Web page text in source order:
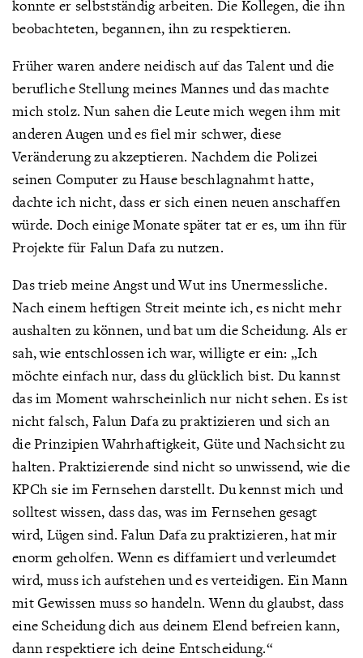
konnte er selbstständig arbeiten. Die Kollegen, die ihn
beobachteten, begannen, ihn zu respektieren.
Früher waren andere neidisch auf das Talent und die
berufliche Stellung meines Mannes und das machte
mich stolz. Nun sahen die Leute mich wegen ihm mit
anderen Augen und es fiel mir schwer, diese
Veränderung zu akzeptieren. Nachdem die Polizei
seinen Computer zu Hause beschlagnahmt hatte,
dachte ich nicht, dass er sich einen neuen anschaffen
würde. Doch einige Monate später tat er es, um ihn für
Projekte für Falun Dafa zu nutzen.
Das trieb meine Angst und Wut ins Unermessliche.
Nach einem heftigen Streit meinte ich, es nicht mehr
aushalten zu können, und bat um die Scheidung. Als er
sah, wie entschlossen ich war, willigte er ein: „Ich
möchte einfach nur, dass du glücklich bist. Du kannst
das im Moment wahrscheinlich nur nicht sehen. Es ist
nicht falsch, Falun Dafa zu praktizieren und sich an
die Prinzipien Wahrhaftigkeit, Güte und Nachsicht zu
halten. Praktizierende sind nicht so unwissend, wie die
KPCh sie im Fernsehen darstellt. Du kennst mich und
solltest wissen, dass das, was im Fernsehen gesagt
wird, Lügen sind. Falun Dafa zu praktizieren, hat mir
enorm geholfen. Wenn es diffamiert und verleumdet
wird, muss ich aufstehen und es verteidigen. Ein Mann
mit Gewissen muss so handeln. Wenn du glaubst, dass
eine Scheidung dich aus deinem Elend befreien kann,
dann respektiere ich deine Entscheidung.“